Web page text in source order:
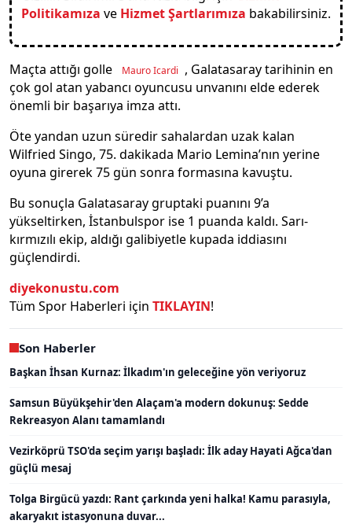
Politikamıza ve Hizmet Şartlarımıza bakabilirsiniz.
Maçta attığı golle Mauro Icardi , Galatasaray tarihinin en
çok gol atan yabancı oyuncusu unvanını elde ederek
önemli bir başarıya imza attı.
Öte yandan uzun süredir sahalardan uzak kalan
Wilfried Singo, 75. dakikada Mario Lemina’nın yerine
oyuna girerek 75 gün sonra formasına kavuştu.
Bu sonuçla Galatasaray gruptaki puanını 9’a
yükseltirken, İstanbulspor ise 1 puanda kaldı. Sarı-
kırmızılı ekip, aldığı galibiyetle kupada iddiasını
güçlendirdi.
diyekonustu.com
Tüm Spor Haberleri için TIKLAYIN!
Son Haberler
Başkan İhsan Kurnaz: İlkadım'ın geleceğine yön veriyoruz
Samsun Büyükşehir'den Alaçam'a modern dokunuş: Sedde
Rekreasyon Alanı tamamlandı
Vezirköprü TSO'da seçim yarışı başladı: İlk aday Hayati Ağca'dan
güçlü mesaj
Tolga Birgücü yazdı: Rant çarkında yeni halka! Kamu parasıyla,
akaryakıt istasyonuna duvar...